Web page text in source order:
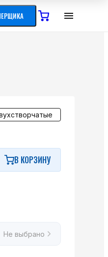
В КОРЗИНУ
Не выбрано